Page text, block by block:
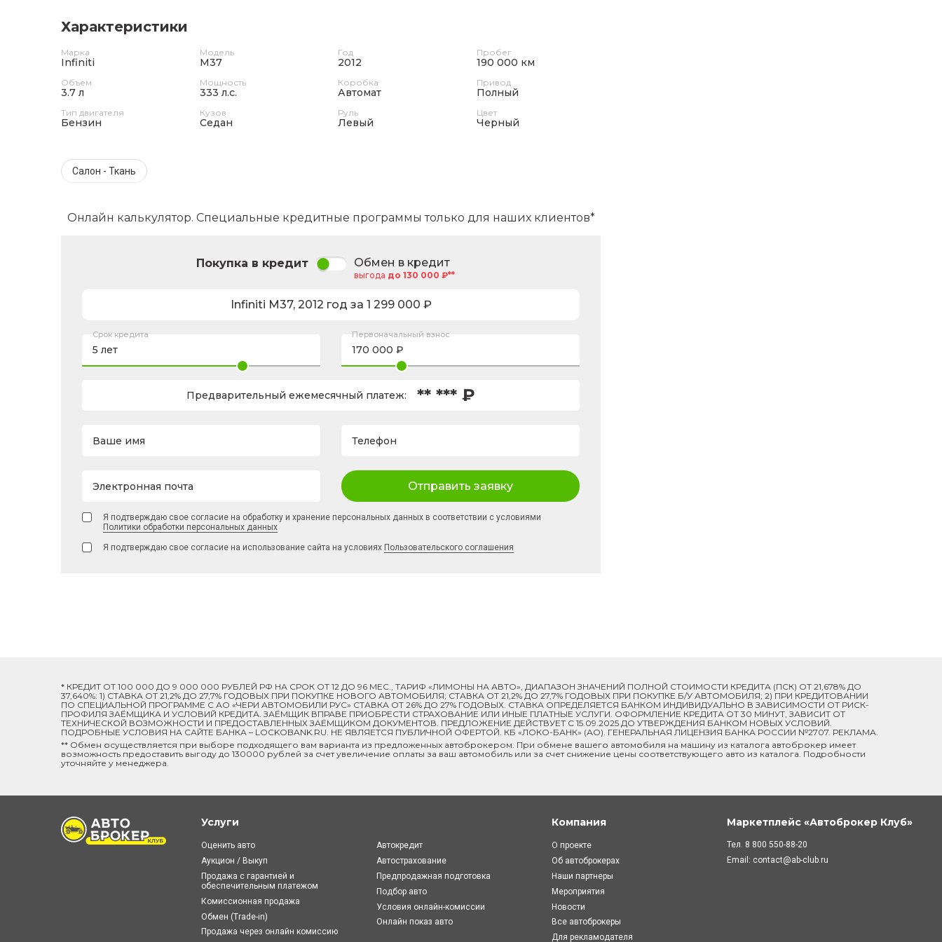
Характеристики
Марка
Infiniti
Модель
M37
Год
2012
Пробег
190 000 км
Объем
3.7 л
Мощность
333 л.с.
Коробка
Автомат
Привод
Полный
Тип двигателя
Бензин
Кузов
Седан
Руль
Левый
Цвет
Черный
Салон - Ткань
Онлайн калькулятор. Специальные кредитные программы только для наших клиентов*
Покупка в кредит Обмен в кредит
выгода до 130 000 ₽**
Infiniti M37, 2012 год за 1 299 000 ₽
Срок кредита Первоначальный взнос
Предварительный ежемесячный платеж: ** *** ₽
Ваше имя Телефон
Электронная почта Отправить заявку
Я подтверждаю свое согласие на обработку и хранение персональных данных в соответствии с условиями
Политики обработки персональных данных
Я подтверждаю свое согласие на использование сайта на условиях Пользовательского соглашения
* КРЕДИТ ОТ 100 000 ДО 9 000 000 РУБЛЕЙ РФ НА СРОК ОТ 12 ДО 96 МЕС., ТАРИФ «ЛИМОНЫ НА АВТО», ДИАПАЗОН ЗНАЧЕНИЙ ПОЛНОЙ СТОИМОСТИ КРЕДИТА (ПСК) ОТ 21,678% ДО
37,640%: 1) СТАВКА ОТ 21,2% ДО 27,7% ГОДОВЫХ ПРИ ПОКУПКЕ НОВОГО АВТОМОБИЛЯ; СТАВКА ОТ 21,2% ДО 27,7% ГОДОВЫХ ПРИ ПОКУПКЕ Б/У АВТОМОБИЛЯ; 2) ПРИ КРЕДИТОВАНИИ
ПО СПЕЦИАЛЬНОЙ ПРОГРАММЕ C АО «ЧЕРИ АВТОМОБИЛИ РУС» СТАВКА ОТ 26% ДО 27% ГОДОВЫХ. СТАВКА ОПРЕДЕЛЯЕТСЯ БАНКОМ ИНДИВИДУАЛЬНО В ЗАВИСИМОСТИ ОТ РИСК-
ПРОФИЛЯ ЗАЁМЩИКА И УСЛОВИЙ КРЕДИТА. ЗАЁМЩИК ВПРАВЕ ПРИОБРЕСТИ СТРАХОВАНИЕ ИЛИ ИНЫЕ ПЛАТНЫЕ УСЛУГИ. ОФОРМЛЕНИЕ КРЕДИТА ОТ 30 МИНУТ, ЗАВИСИТ ОТ
ТЕХНИЧЕСКОЙ ВОЗМОЖНОСТИ И ПРЕДОСТАВЛЕННЫХ ЗАЁМЩИКОМ ДОКУМЕНТОВ. ПРЕДЛОЖЕНИЕ ДЕЙСТВУЕТ С 15.09.2025 ДО УТВЕРЖДЕНИЯ БАНКОМ НОВЫХ УСЛОВИЙ.
ПОДРОБНЫЕ УСЛОВИЯ НА САЙТЕ БАНКА – LOCKOBANK.RU. НЕ ЯВЛЯЕТСЯ ПУБЛИЧНОЙ ОФЕРТОЙ. КБ «ЛОКО-БАНК» (АО). ГЕНЕРАЛЬНАЯ ЛИЦЕНЗИЯ БАНКА РОССИИ №2707. РЕКЛАМА.
** Обмен осуществляется при выборе подходящего вам варианта из предложенных автоброкером. При обмене вашего автомобиля на машину из каталога автоброкер имеет
возможность предоставить выгоду до 130000 рублей за счет увеличение оплаты за ваш автомобиль или за счет снижение цены соответствующего авто из каталога. Подробности
уточняйте у менеджера.
Услуги
Оценить авто
Аукцион / Выкуп
Продажа с гарантией и
обеспечительным платежом
Комиссионная продажа
Обмен (Trade-in)
Продажа через онлайн комиссию
Автокредит
Автострахование
Предпродажная подготовка
Подбор авто
Условия онлайн-комиcсии
Онлайн показ авто
Компания
О проекте
Об автоброкерах
Наши партнеры
Мероприятия
Новости
Все автоброкеры
Для рекламодателя
Маркетплейс «Автоброкер Клуб»
Тел. 8 800 550-88-20
Email: contact@ab-club.ru